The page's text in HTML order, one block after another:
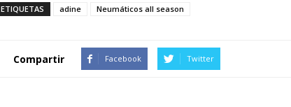
ETIQUETAS adine Neumáticos all season
Compartir Facebook Twitter